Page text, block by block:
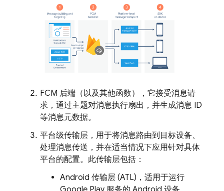
FCM 后端（以及其他函数），它接受消息请
求，通过主题对消息执行扇出，并生成消息 ID
等消息元数据。
平台级传输层，用于将消息路由到目标设备、
处理消息传送，并在适当情况下应用针对具体
平台的配置。此传输层包括：
Android 传输层 (ATL)，适用于运行